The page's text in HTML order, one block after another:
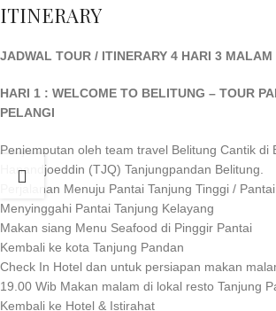
ITINERARY
JADWAL TOUR / ITINERARY 4 HARI 3 MALAM
HARI 1 : WELCOME TO BELITUNG – TOUR
PELANGI
Penjemputan oleh team travel Belitung Cantik di
Hanandjoeddin (TJQ) Tanjungpandan Belitung.
Perjalanan Menuju Pantai Tanjung Tinggi /
Menyinggahi Pantai Tanjung Kelayang
Makan siang Menu Seafood di Pinggir Pantai
Kembali ke kota Tanjung Pandan
Check In Hotel dan untuk persiapan makan
19.00 Wib Makan malam di lokal resto Tanjung
Kembali ke Hotel & Istirahat